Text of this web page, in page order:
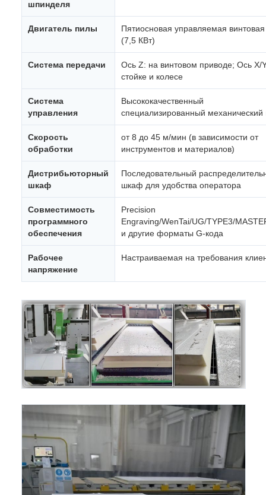
шпинделя
Двигатель пилы
Пятиосновая управляемая
(7,5 КВт)
Система передачи
Ось Z: на винтовом приводе; Ось X/
стойке и колесе
Система
управления
Высококачественный
специализированный механический
Скорость
обработки
от 8 до 45 м/мин (в зависимости от
инструментов и материалов)
Дистрибьюторный
шкаф
Последовательный
шкаф для удобства оператора
Совместимость
программного
обеспечения
Precision
Engraving/WenTai/UG/TYPE3/
и другие форматы G-кода
Рабочее
напряжение
Настраиваемая на требования